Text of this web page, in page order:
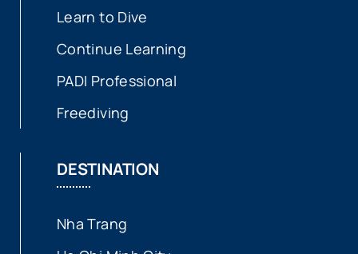
Learn to Dive
Continue Learning
PADI Professional
Freediving
DESTINATION
Nha Trang